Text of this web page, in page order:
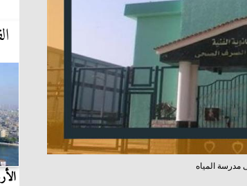
مدرسة المياه
بث مباشر.. مباراة الزمالك وسيراميكا كليوباترا في